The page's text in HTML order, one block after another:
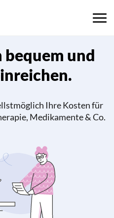
bequem und
Ihre Kosten für
Medikamente & Co.